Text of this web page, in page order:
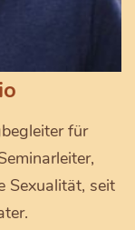
für
Sexualität, seit